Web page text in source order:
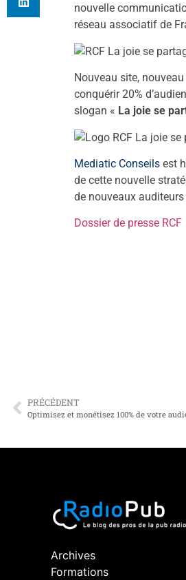
nouvelle
réseau associatif de
Nouveau site,
conquérir 20%
slogan « La joie se
Mediatic Conseils est
de cette nouvelle
de nouveaux
Dossier de presse RCF
PRÉCÉDENT
Optimisez et monétisez 100% de votre
Archives
Formations